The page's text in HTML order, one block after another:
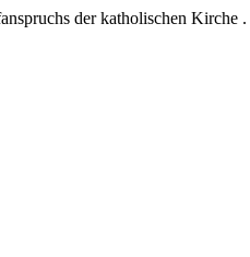
der katholischen Kirche .